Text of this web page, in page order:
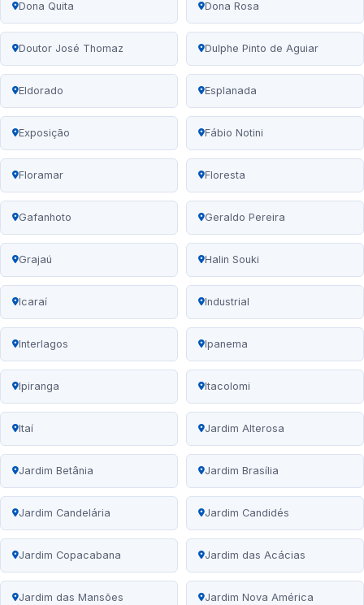
Dona Quita Dona Rosa
Doutor José Thomaz Dulphe Pinto de Aguiar
Eldorado Esplanada
Exposição Fábio Notini
Floramar Floresta
Gafanhoto Geraldo Pereira
Grajaú Halin Souki
Icaraí Industrial
Interlagos Ipanema
Ipiranga Itacolomi
Itaí Jardim Alterosa
Jardim Betânia Jardim Brasília
Jardim Candelária Jardim Candidés
Jardim Copacabana Jardim das Acácias
Jardim das Mansões Jardim Nova América